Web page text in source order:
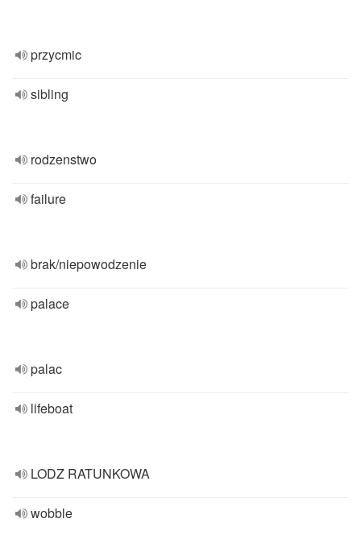
przycmic
sibling
rodzenstwo
failure
brak/niepowodzenie
palace
palac
lifeboat
LODZ RATUNKOWA
wobble